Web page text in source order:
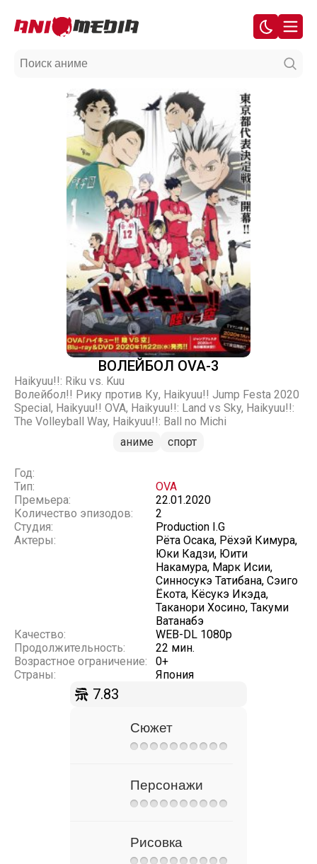
ВОЛЕЙБОЛ OVA-3
Haikyuu!!: Riku vs. Kuu
Волейбол!! Рику против Ку, Haikyuu!! Jump Festa 2020
Special, Haikyuu!! OVA, Haikyuu!!: Land vs Sky, Haikyuu!!:
The Volleyball Way, Haikyuu!!: Ball no Michi
аниме
спорт
Год:
Тип:
OVA
Премьера:
22.01.2020
Количество эпизодов:
2
Студия:
Production I.G
Актеры:
Рёта Осака, Рёхэй Кимура,
Юки Кадзи, Юити
Накамура, Марк Исии,
Синносукэ Татибана, Сэиго
Ёкота, Кёсукэ Икэда,
Таканори Хосино, Такуми
Ватанабэ
Качество:
WEB-DL 1080p
Продолжительность:
22 мин.
Возрастное ограничение:
0+
Страны:
Япония
7.83
Сюжет
Персонажи
Рисовка